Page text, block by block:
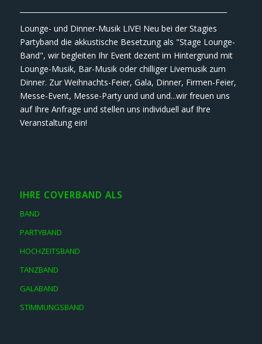
Lounge- und Dinner-Musik LIVE! Neu bei der Stagies
Partyband die akkustische Besetzung als "Stage Lounge-
Band", wir begleiten Ihr Event dezent im Hintergrund mit
Lounge-Musik, Bar-Musik oder chilliger Livemusik zum
Dinner. Zur Weihnachts-Feier, Gala, Dinner, Firmen-Feier,
Messe-Event, Messe-Party und und und...wir freuen uns
auf Ihre Anfrage und stellen uns individuell auf Ihre
Veranstaltung ein!
IHRE COVERBAND ALS
BAND
PARTYBAND
HOCHZEITSBAND
TANZBAND
GALABAND
STIMMUNGSBAND